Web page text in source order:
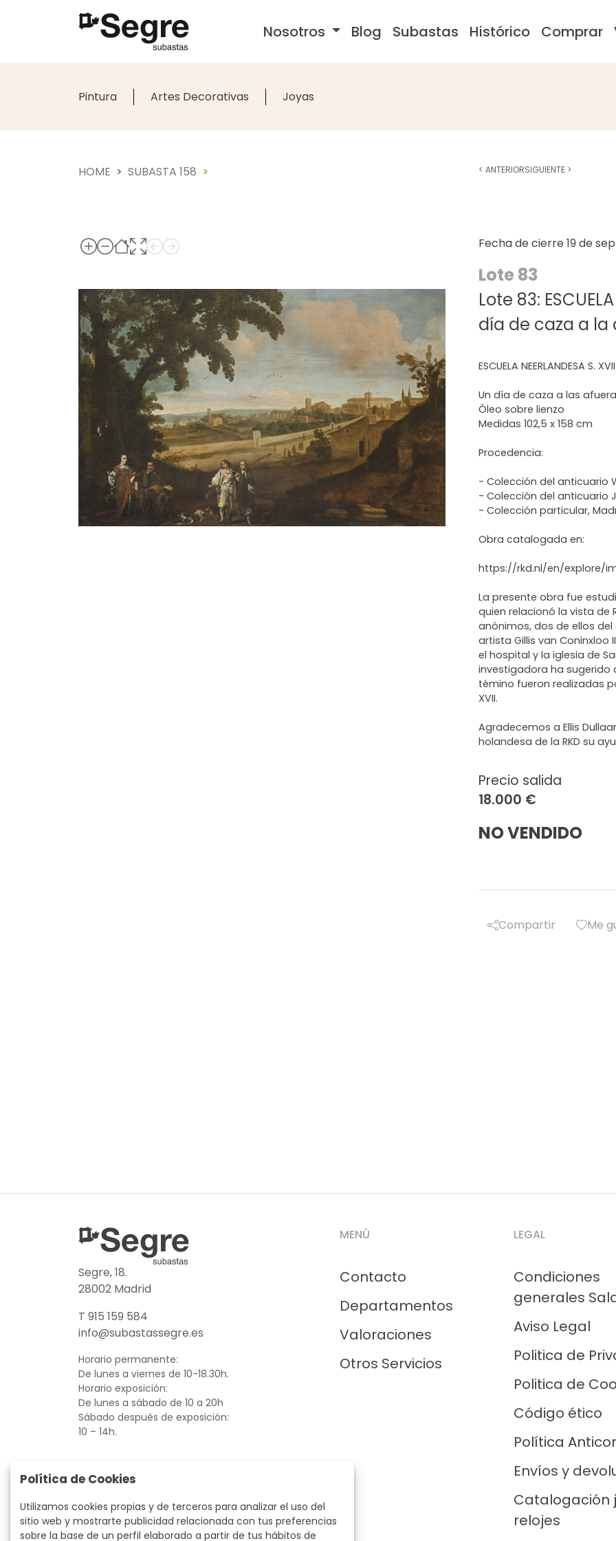
Nosotros Blog Subastas Histórico Comprar
Pintura Artes Decorativas Joyas
HOME SUBASTA 158
Fecha de cierre 19 de
Lote 83
Lote 83:
día de caza a la
Precio salida
18.000 €
NO VENDIDO
ESCUELA NEERLANDESA S. XVII
Un día de caza a las
Óleo sobre lienzo
Medidas 102,5 x 158 cm
Procedencia:
- Colección del anticuario
- Colección del anticuario
- Colección particular,
Obra catalogada en:
https://rkd.nl/en/explore/
La presente obra fue
quien relacionó la vista de
anónimos, dos de ellos
artista Gillis van Coninxloo
el hospital y la iglesia de
investigadora ha sugerido
témino fueron realizadas
XVII.
Agradecemos a Ellis
holandesa de la RKD su
Compartir Me
< ANTERIORSIGUIENTE >
Segre, 18.
28002 Madrid
T 915 159 584
info@subastassegre.es
Horario permanente:
De lunes a viernes de 10-18.30h.
Horario exposición:
De lunes a sábado de 10 a 20h
Sábado después de exposición:
10 – 14h.
MENÚ
Contacto
Departamentos
Valoraciones
Otros Servicios
LEGAL
Condiciones
generales
Aviso Legal
Politica de
Politica de
Código ético
Política
Envíos y
Catalogación
relojes
Política de Cookies
Utilizamos cookies propias y de terceros para analizar el uso del
sitio web y mostrarte publicidad relacionada con tus preferencias
sobre la base de un perfil elaborado a partir de tus hábitos de